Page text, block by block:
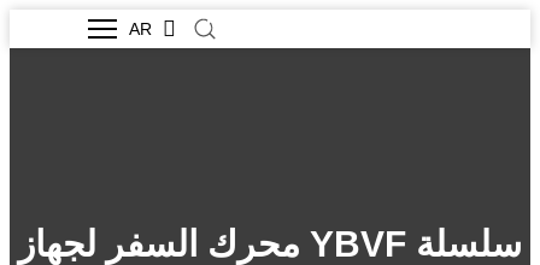
AR
سلسلة YBVF محرك السفر لجهاز